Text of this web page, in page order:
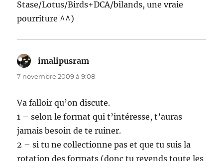
Stase/Lotus/Birds+DCA/bilands, une vraie
pourriture ^^)
imalipusram
7 novembre 2009 à 9:08
Va falloir qu’on discute.
1 – selon le format qui t’intéresse, t’auras
jamais besoin de te ruiner.
2 – si tu ne collectionne pas et que tu suis la
rotation des formats (donc tu revends toute les